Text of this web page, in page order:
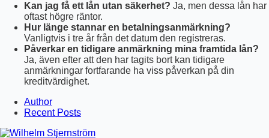
Kan jag få ett lån utan säkerhet? Ja, men dessa lån har
oftast högre räntor.
Hur länge stannar en betalningsanmärkning?
Vanligtvis i tre år från det datum den registreras.
Påverkar en tidigare anmärkning mina framtida lån?
Ja, även efter att den har tagits bort kan tidigare
anmärkningar fortfarande ha viss påverkan på din
kreditvärdighet.
Author
Recent Posts